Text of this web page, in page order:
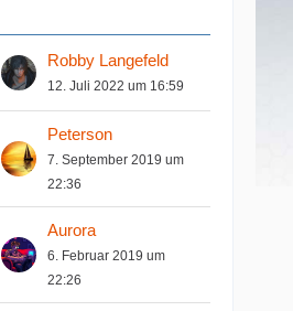
Robby Langefeld
12. Juli 2022 um 16:59
Peterson
7. September 2019 um
22:36
Aurora
6. Februar 2019 um
22:26